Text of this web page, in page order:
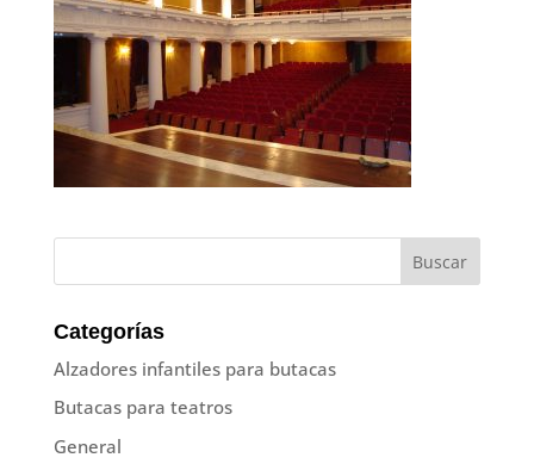
Categorías
Alzadores infantiles para butacas
Butacas para teatros
General